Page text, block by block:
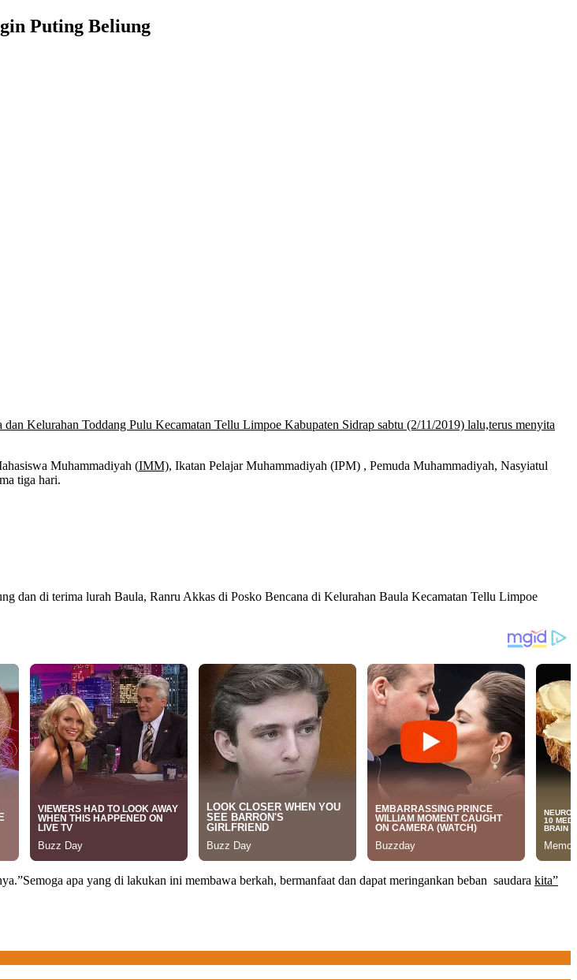
Puting Beliung
Kelurahan Toddang Pulu Kecamatan Tellu Limpoe Kabupaten Sidrap sabtu (2/11/2019) lalu,terus menyita
Muhammadiyah (IMM), Ikatan Pelajar Muhammadiyah (IPM) , Pemuda Muhammadiyah, Nasyiatul
tiga hari.
dan di terima lurah Baula, Ranru Akkas di Posko Bencana di Kelurahan Baula Kecamatan Tellu Limpoe
apa yang di lakukan ini membawa berkah, bermanfaat dan dapat meringankan beban saudara kita”